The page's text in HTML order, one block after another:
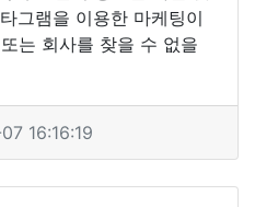
그램을 이용한 마케팅이
는 회사를 찾을 수 없을
16:16:19